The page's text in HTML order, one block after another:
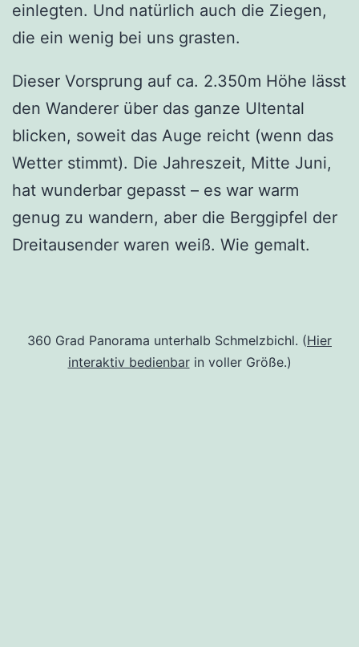
einlegten. Und natürlich auch die Ziegen,
die ein wenig bei uns grasten.
Dieser Vorsprung auf ca. 2.350m Höhe lässt
den Wanderer über das ganze Ultental
blicken, soweit das Auge reicht (wenn das
Wetter stimmt). Die Jahreszeit, Mitte Juni,
hat wunderbar gepasst – es war warm
genug zu wandern, aber die Berggipfel der
Dreitausender waren weiß. Wie gemalt.
360 Grad Panorama unterhalb Schmelzbichl. (Hier
interaktiv bedienbarin voller Größe.)